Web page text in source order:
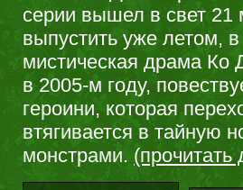
серии вышел в свет 21
выпустить уже летом, в
мистическая драма
в 2005-м году,
героини, которая
втягивается в тайную
монстрами.